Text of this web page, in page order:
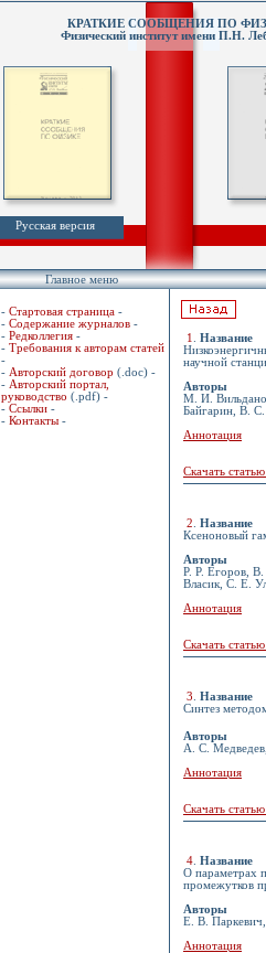
КРАТКИЕ СООБЩЕНИЯ ПО
Физический институт имени П.Н.
Русская версия
Главное меню
- Стартовая страница -
- Содержание журналов -
- Редколлегия -
- Требования к авторам статей
-
- Авторский договор (.doc) -
- Авторский портал,
руководство (.pdf) -
- Ссылки -
- Контакты -
1
Название
научной
Авторы
М. И.
Байгарин, В.
Аннотация
Скачать
2
Название
Ксеноновый
Авторы
Р. Р. Егоров,
Власик, С. Е.
Аннотация
Скачать
3
Название
Синтез
Авторы
А. С.
Аннотация
Скачать
4 Название
О параметрах
промежутков
Авторы
Е. В.
Аннотация